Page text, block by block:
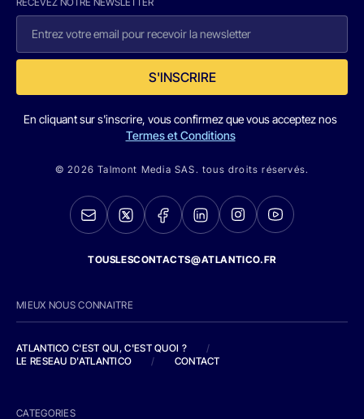
S'INSCRIRE
En cliquant sur s'inscrire, vous confirmez que vous acceptez nos
Termes et Conditions
© 2026 Talmont Media SAS. tous droits réservés.
TOUSLESCONTACTS@ATLANTICO.FR
MIEUX NOUS CONNAITRE
ATLANTICO C'EST QUI, C'EST QUOI ?
/
LE RESEAU D'ATLANTICO
/ CONTACT
CATEGORIES